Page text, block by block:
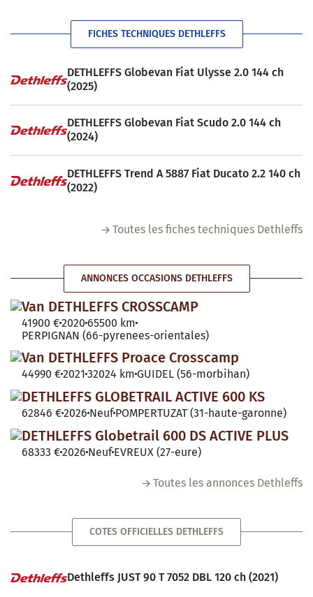
FICHES TECHNIQUES DETHLEFFS
DETHLEFFS Globevan Fiat Ulysse 2.0 144 ch
(2025)
DETHLEFFS Globevan Fiat Scudo 2.0 144 ch
(2024)
DETHLEFFS Trend A 5887 Fiat Ducato 2.2 140 ch
(2022)
Toutes les fiches techniques Dethleffs
ANNONCES OCCASIONS DETHLEFFS
Van DETHLEFFS CROSSCAMP
41900 €2020 65500 km
PERPIGNAN (66-pyrenees-orientales)
Van DETHLEFFS Proace Crosscamp
44990 €2021 32024 km GUIDEL (56-morbihan)
DETHLEFFS GLOBETRAIL ACTIVE 600 KS
62846 €2026 Neuf POMPERTUZAT (31-haute-garonne)
DETHLEFFS Globetrail 600 DS ACTIVE PLUS
68333 €2026 Neuf EVREUX (27-eure)
Toutes les annonces Dethleffs
COTES OFFICIELLES DETHLEFFS
Dethleffs JUST 90 T 7052 DBL 120 ch (2021)